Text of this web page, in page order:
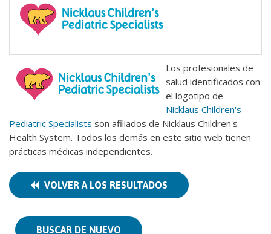
Los profesionales de
salud identificados con
el logotipo de
Nicklaus Children's
Pediatric Specialists son afiliados de Nicklaus Children's
Health System. Todos los demás en este sitio web tienen
prácticas médicas independientes.
VOLVER A LOS RESULTADOS
BUSCAR DE NUEVO